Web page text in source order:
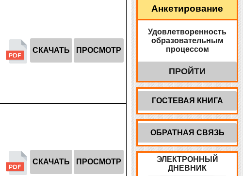
СКАЧАТЬ ПРОСМОТР
СКАЧАТЬ ПРОСМОТР
Анкетирование
Удовлетворенность
образовательным
процессом
ПРОЙТИ
ГОСТЕВАЯ КНИГА
ОБРАТНАЯ СВЯЗЬ
ЭЛЕКТРОННЫЙ
ДНЕВНИК